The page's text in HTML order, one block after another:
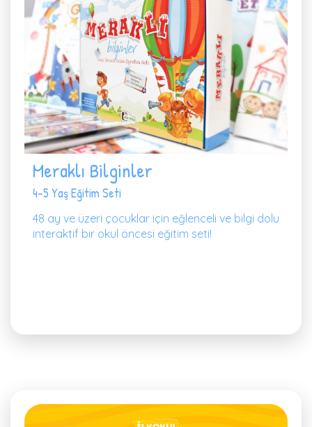
Meraklı Bilginler
4-5 Yaş Eğitim Seti
48 ay ve üzeri çocuklar için eğlenceli ve bilgi dolu
interaktif bir okul öncesi eğitim seti!